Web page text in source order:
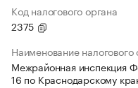
Код налогового органа
2375
Наименование налогового
Межрайонная инспекция
16 по Краснодарскому